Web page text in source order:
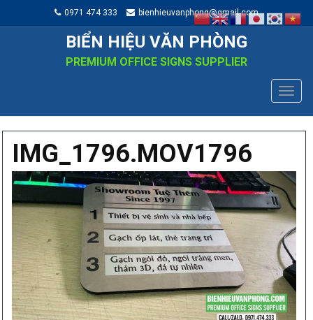
0971 474 333 bienhieuvanphong@gmail.com
BIỂN HIỆU VĂN PHÒNG
PREMIUM OFFICE SIGNS SUPPLIER
IMG_1796.MOV1796